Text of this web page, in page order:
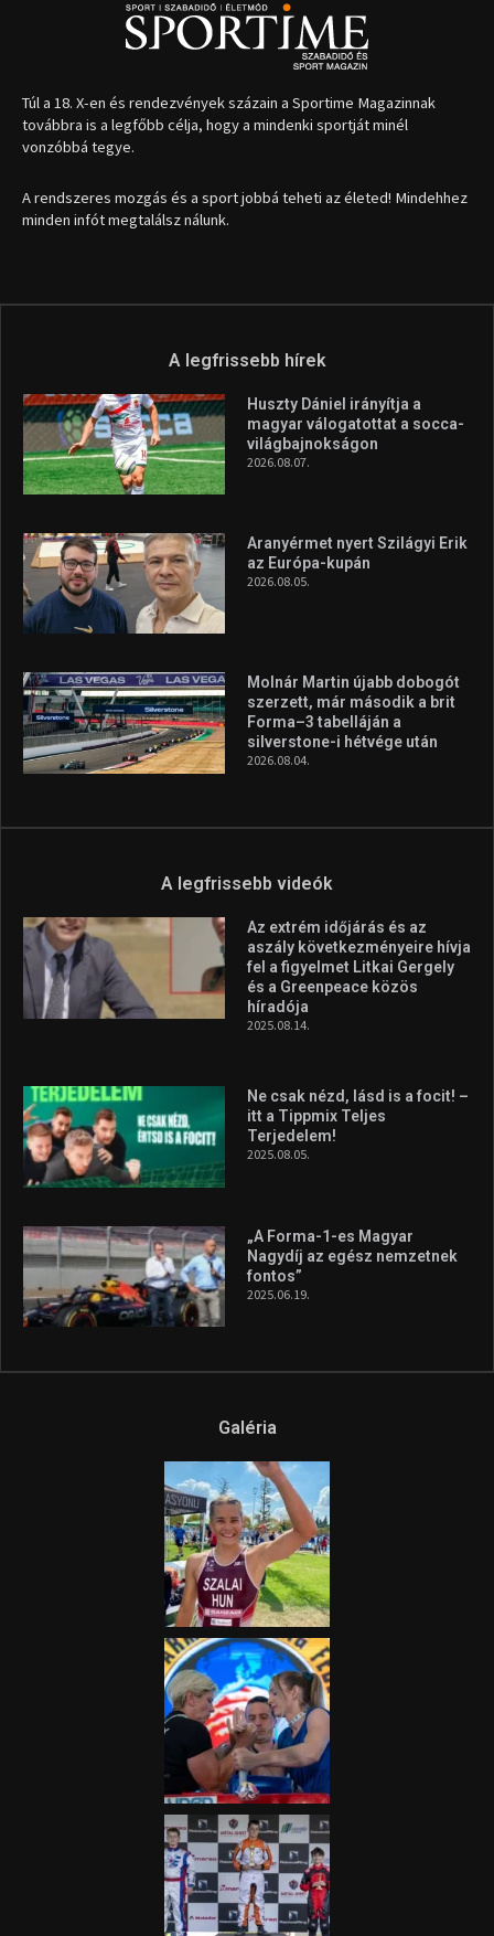
Túl a 18. X-en és rendezvények százain a Sportime Magazinnak
továbbra is a legfőbb célja, hogy a mindenki sportját minél
vonzóbbá tegye.
A rendszeres mozgás és a sport jobbá teheti az életed! Mindehhez
minden infót megtalálsz nálunk.
A legfrissebb hírek
Huszty Dániel irányítja a
magyar válogatottat a socca-
világbajnokságon
2026.08.07.
Aranyérmet nyert Szilágyi Erik
az Európa-kupán
2026.08.05.
Molnár Martin újabb dobogót
szerzett, már második a brit
Forma–3 tabelláján a
silverstone-i hétvége után
2026.08.04.
A legfrissebb videók
Az extrém időjárás és az
aszály következményeire hívja
fel a figyelmet Litkai Gergely
és a Greenpeace közös
híradója
2025.08.14.
Ne csak nézd, lásd is a focit! –
itt a Tippmix Teljes
Terjedelem!
2025.08.05.
„A Forma-1-es Magyar
Nagydíj az egész nemzetnek
fontos”
2025.06.19.
Galéria